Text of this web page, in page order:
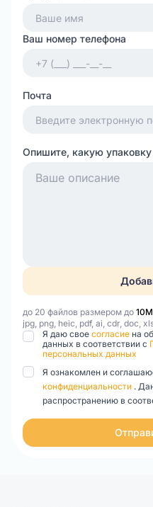
Ваш номер телефона
Почта
Опишите, какую
до 20 файлов размером до
jpg, png, heic, pdf, ai, cdr, doc,
Я даю свое согласие на
данных в соответствии с
персональных данных
Я ознакомлен и
конфиденциальности .
распространению в